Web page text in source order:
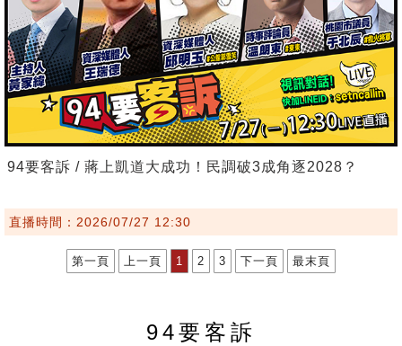
94要客訴 / 蔣上凱道大成功！民調破3成角逐2028？
直播時間：2026/07/27 12:30
第一頁 上一頁 1 2 3 下一頁 最末頁
94要客訴